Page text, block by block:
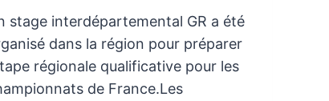
stage interdépartemental GR a été
dans la région pour préparer
régionale qualificative pour les
de France.Les